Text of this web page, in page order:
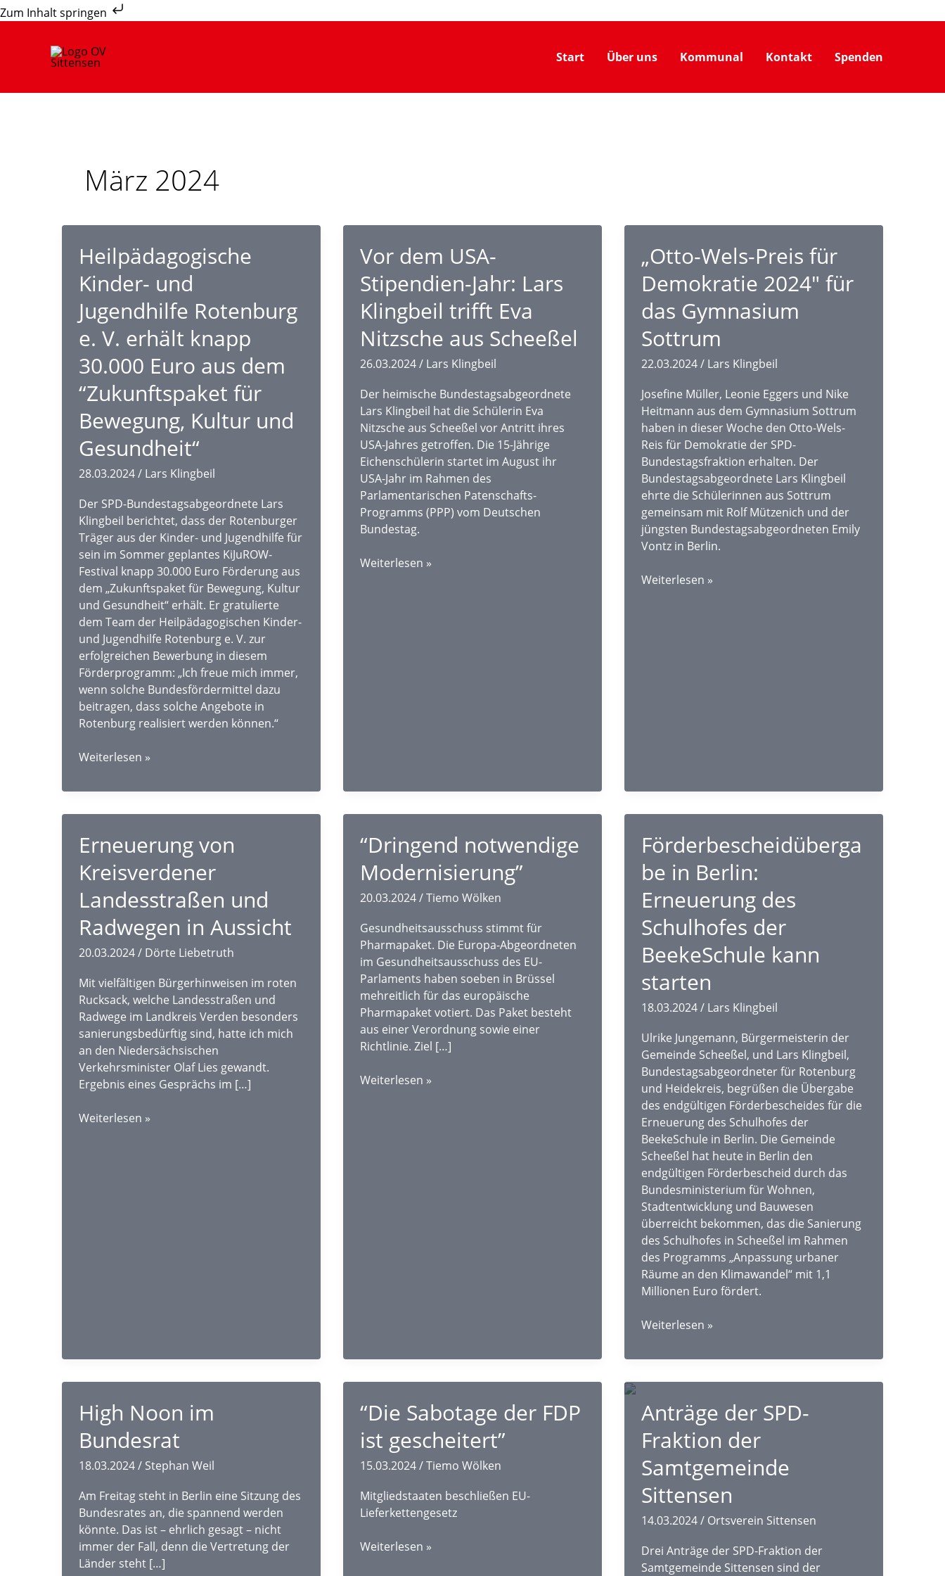
Zum Inhalt springen
Zum
Inhalt
Start
Über uns Kommunal Kontakt Spenden
März 2024
Heilpädagogische
Kinder- und
Jugendhilfe Rotenburg
e. V. erhält knapp
30.000 Euro aus dem
“Zukunftspaket für
Bewegung, Kultur und
Gesundheit“
28.03.2024/ Lars Klingbeil
Der SPD-Bundestagsabgeordnete Lars
Klingbeil berichtet, dass der Rotenburger
Träger aus der Kinder- und Jugendhilfe für
sein im Sommer geplantes KiJuROW-
Festival knapp 30.000 Euro Förderung aus
dem „Zukunftspaket für Bewegung, Kultur
und Gesundheit“ erhält. Er gratulierte
dem Team der Heilpädagogischen Kinder-
und Jugendhilfe Rotenburg e. V. zur
erfolgreichen Bewerbung in diesem
Förderprogramm: „Ich freue mich immer,
wenn solche Bundesfördermittel dazu
beitragen, dass solche Angebote in
Rotenburg realisiert werden können.“
Heilpädagogische
und
e.
V.
erhält
knapp
30.000
Euro
dem
“Zukunftspaket
für
Bewegung,
Kultur
Gesundheit“
Weiterlesen »
Vor dem USA-
Stipendien-Jahr: Lars
Klingbeil trifft Eva
Nitzsche aus Scheeßel
26.03.2024/ Lars Klingbeil
Der heimische Bundestagsabgeordnete
Lars Klingbeil hat die Schülerin Eva
Nitzsche aus Scheeßel vor Antritt ihres
USA-Jahres getroffen. Die 15-Jährige
Eichenschülerin startet im August ihr
USA-Jahr im Rahmen des
Parlamentarischen Patenschafts-
Programms (PPP) vom Deutschen
Bundestag.
Vor
Weiterlesen »
„Otto-Wels-Preis für
Demokratie 2024″ für
das Gymnasium
Sottrum
22.03.2024/ Lars Klingbeil
Josefine Müller, Leonie Eggers und Nike
Heitmann aus dem Gymnasium Sottrum
haben in dieser Woche den Otto-Wels-
Reis für Demokratie der SPD-
Bundestagsfraktion erhalten. Der
Bundestagsabgeordnete Lars Klingbeil
ehrte die Schülerinnen aus Sottrum
gemeinsam mit Rolf Mützenich und der
jüngsten Bundestagsabgeordneten Emily
Vontz in Berlin.
„Otto-
Weiterlesen »
Erneuerung von
Kreisverdener
Landesstraßen und
Radwegen in Aussicht
20.03.2024/ Dörte Liebetruth
Mit vielfältigen Bürgerhinweisen im roten
Rucksack, welche Landesstraßen und
Radwege im Landkreis Verden besonders
sanierungsbedürftig sind, hatte ich mich
an den Niedersächsischen
Verkehrsminister Olaf Lies gewandt.
Ergebnis eines Gesprächs im […]
Erneuerung
Weiterlesen »
“Dringend notwendige
Modernisierung”
20.03.2024/Tiemo Wölken
Gesundheitsausschuss stimmt für
Pharmapaket. Die Europa-Abgeordneten
im Gesundheitsausschuss des EU-
Parlaments haben soeben in Brüssel
mehreitlich für das europäische
Pharmapaket votiert. Das Paket besteht
aus einer Verordnung sowie einer
Richtlinie. Ziel […]
“Dringend
Weiterlesen »
Förderbescheidüberga
be in Berlin:
Erneuerung des
Schulhofes der
BeekeSchule kann
starten
18.03.2024/ Lars Klingbeil
Ulrike Jungemann, Bürgermeisterin der
Gemeinde Scheeßel, und Lars Klingbeil,
Bundestagsabgeordneter für Rotenburg
und Heidekreis, begrüßen die Übergabe
des endgültigen Förderbescheides für die
Erneuerung des Schulhofes der
BeekeSchule in Berlin. Die Gemeinde
Scheeßel hat heute in Berlin den
endgültigen Förderbescheid durch das
Bundesministerium für Wohnen,
Stadtentwicklung und Bauwesen
überreicht bekommen, das die Sanierung
des Schulhofes in Scheeßel im Rahmen
des Programms „Anpassung urbaner
Räume an den Klimawandel“ mit 1,1
Millionen Euro fördert.
Förderbescheidübergabe
Berlin:
Schulhofes
der
BeekeSchule
kann
starten
Weiterlesen »
High Noon im
Bundesrat
18.03.2024/ Stephan Weil
Am Freitag steht in Berlin eine Sitzung des
Bundesrates an, die spannend werden
könnte. Das ist – ehrlich gesagt – nicht
immer der Fall, denn die Vertretung der
Länder steht […]
“Die Sabotage der FDP
ist gescheitert”
15.03.2024/Tiemo Wölken
Mitgliedstaaten beschließen EU-
Lieferkettengesetz
“Die
Weiterlesen »
Anträge der SPD-
Fraktion der
Samtgemeinde
Sittensen
14.03.2024/ Ortsverein Sittensen
Drei Anträge der SPD-Fraktion der
Samtgemeinde Sittensen sind der